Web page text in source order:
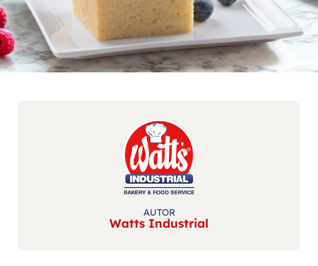
AUTOR
Watts Industrial